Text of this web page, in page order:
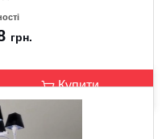
грн.
Купити